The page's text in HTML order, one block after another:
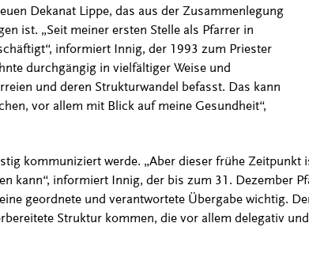
Dekanat Lippe, das aus der Zusammenlegung
ist. „Seit meiner ersten Stelle als Pfarrer in
informiert Innig, der 1993 zum Priester
durchgängig in vielfältiger Weise und
und deren Strukturwandel befasst. Das kann
vor allem mit Blick auf meine Gesundheit“,
kommuniziert werde. „Aber dieser frühe Zeitpunkt
kann“, informiert Innig, der bis zum 31. Dezember
geordnete und verantwortete Übergabe wichtig.
Struktur kommen, die vor allem delegativ